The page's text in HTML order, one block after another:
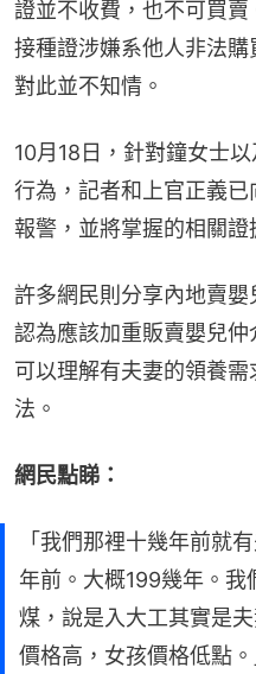
證並不收費，也不可買
接種證涉嫌系他人非法
對此並不知情。
10月18日，針對鐘女士
行為，記者和上官正義
報警，並將掌握的相關證
許多網民則分享內地賣
認為應該加重販賣嬰兒
可以理解有夫妻的領養
法。
網民點睇：
「我們那裡十幾年前就
年前。大概199幾年。
煤，說是入大工其實是
價格高，女孩價格低點。